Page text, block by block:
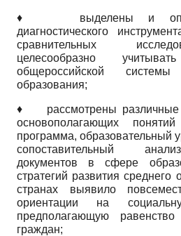
♦ выделены и
диагностического
сравнительных
целесообразно
общероссийской
образования;
♦ рассмотрены
основополагающих
программа, образовательный
сопоставительный
документов в сфере
стратегий развития
странах выявило
ориентации на
предполагающую
граждан;